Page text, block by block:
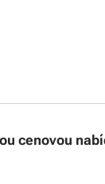
cenovou